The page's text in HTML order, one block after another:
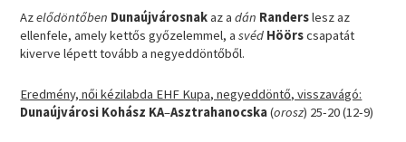
Azelődöntőben Dunaújvárosnakaz adán Randerslesz az
ellenfele, amely kettős győzelemmel, asvéd Höörscsapatát
kiverve lépett tovább a negyeddöntőből.
Eredmény, női kézilabda EHF Kupa, negyeddöntő, visszavágó:
Dunaújvárosi Kohász KA–Asztrahanocska(orosz) 25-20 (12-9)